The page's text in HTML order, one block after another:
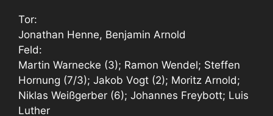
Tor:
Jonathan Henne, Benjamin Arnold
Feld:
Martin Warnecke (3); Ramon Wendel; Steffen
Hornung (7/3); Jakob Vogt (2); Moritz Arnold;
Niklas Weißgerber (6); Johannes Freybott; Luis
Luther